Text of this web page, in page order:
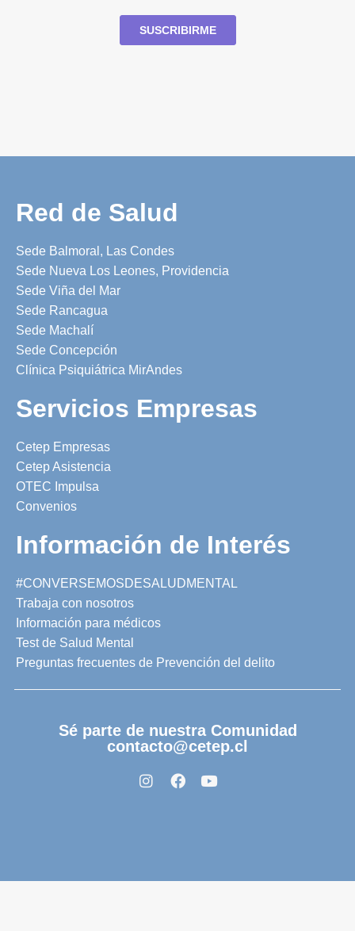
Red de Salud
Sede Balmoral, Las Condes
Sede Nueva Los Leones, Providencia
Sede Viña del Mar
Sede Rancagua
Sede Machalí
Sede Concepción
Clínica Psiquiátrica MirAndes
Servicios Empresas
Cetep Empresas
Cetep Asistencia
OTEC Impulsa
Convenios
Información de Interés
#CONVERSEMOSDESALUDMENTAL
Trabaja con nosotros
Información para médicos
Test de Salud Mental
Preguntas frecuentes de Prevención del delito
Sé parte de nuestra Comunidad
contacto@cetep.cl